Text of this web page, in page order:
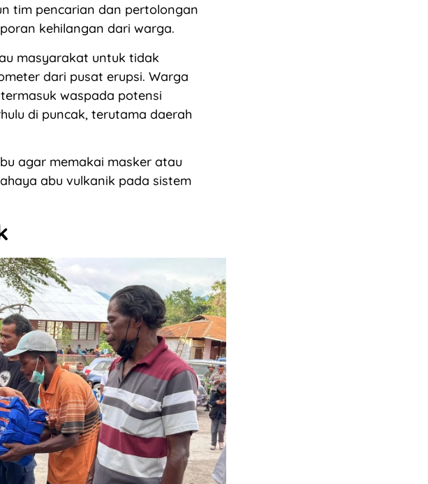
tim pencarian dan pertolongan
kehilangan dari warga.
masyarakat untuk tidak
dari pusat erupsi. Warga
waspada potensi
di puncak, terutama daerah
agar memakai masker atau
abu vulkanik pada sistem